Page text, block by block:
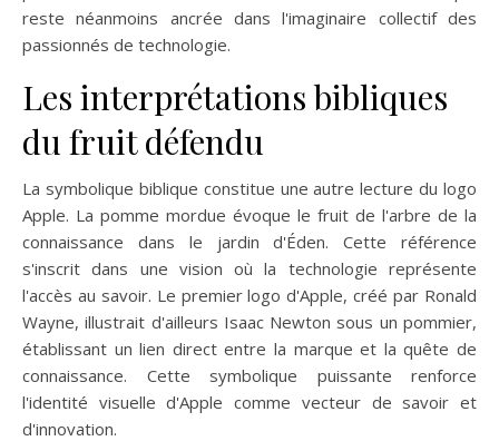
reste néanmoins ancrée dans l'imaginaire collectif des
passionnés de technologie.
Les interprétations bibliques
du fruit défendu
La symbolique biblique constitue une autre lecture du logo
Apple. La pomme mordue évoque le fruit de l'arbre de la
connaissance dans le jardin d'Éden. Cette référence
s'inscrit dans une vision où la technologie représente
l'accès au savoir. Le premier logo d'Apple, créé par Ronald
Wayne, illustrait d'ailleurs Isaac Newton sous un pommier,
établissant un lien direct entre la marque et la quête de
connaissance. Cette symbolique puissante renforce
l'identité visuelle d'Apple comme vecteur de savoir et
d'innovation.